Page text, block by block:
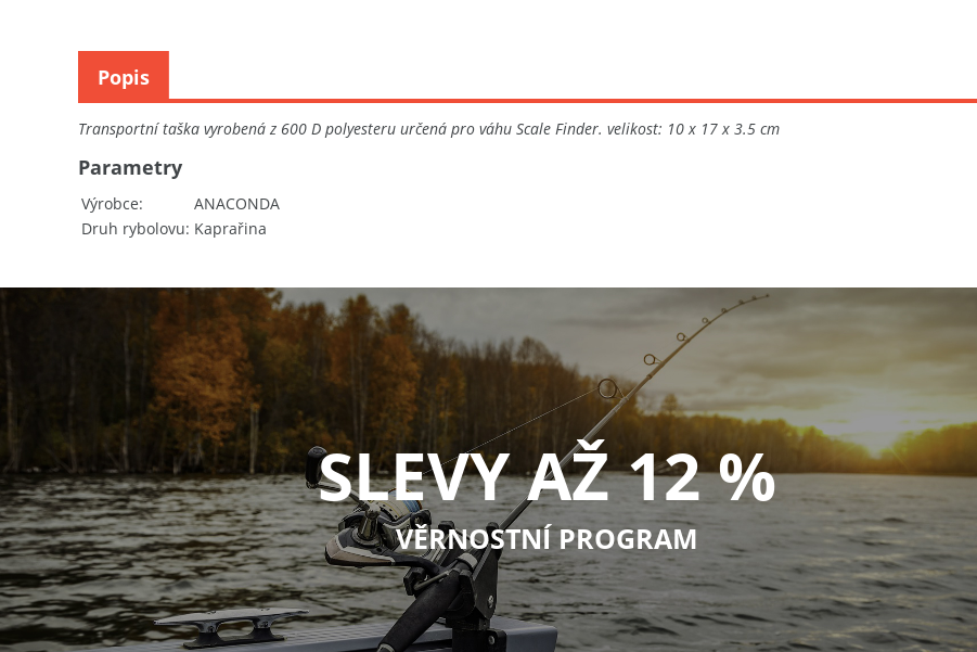
Transportní taška vyrobená z 600 D polyesteru určená pro váhu Scale Finder. velikost: 10 x 17 x 3.5 cm
Výrobce
ANACONDA
Druh rybolovu Kaprařina
Parametry
Popis
SLEVY AŽ 12 %
VĚRNOSTNÍ PROGRAM